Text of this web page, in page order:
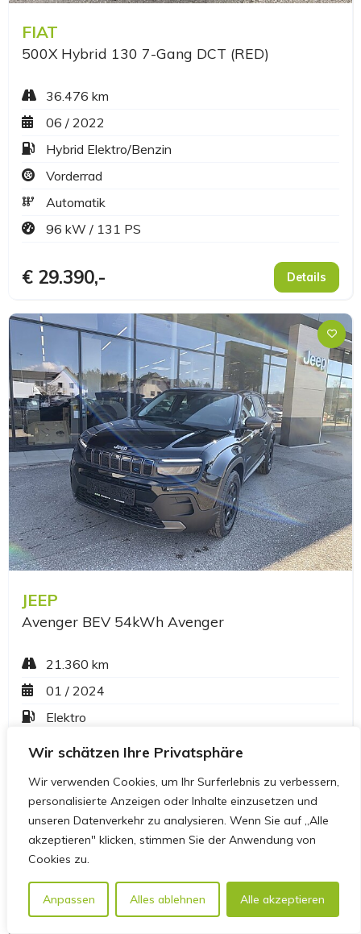
Wir schätzen Ihre Privatsphäre
Wir verwenden Cookies, um Ihr Surferlebnis zu verbessern,
personalisierte Anzeigen oder Inhalte einzusetzen und
unseren Datenverkehr zu analysieren. Wenn Sie auf „Alle
akzeptieren" klicken, stimmen Sie der Anwendung von
Cookies zu.
Anpassen Alles ablehnen Alle akzeptieren